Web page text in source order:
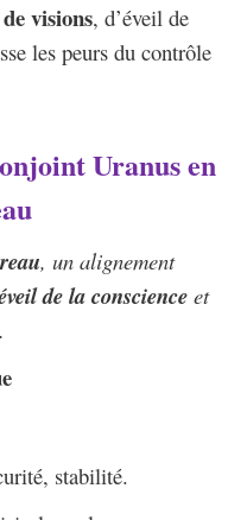
visions, d’éveil de
les peurs du contrôle
Uranus en
, un alignement
de la conscienceet
.
stabilité.